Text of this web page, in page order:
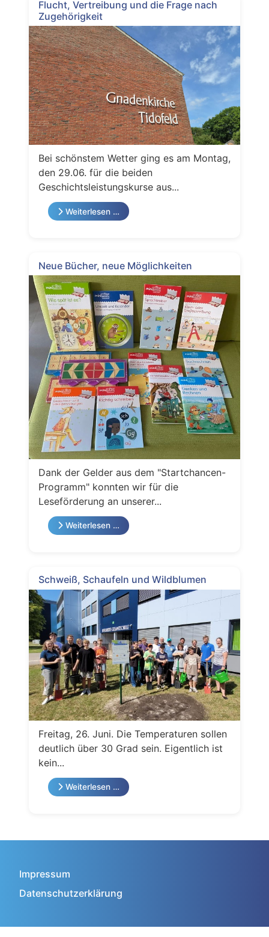
Flucht, Vertreibung und die Frage nach
Zugehörigkeit
Bei schönstem Wetter ging es am Montag,
den 29.06. für die beiden
Geschichtsleistungskurse aus...
Weiterlesen …
Neue Bücher, neue Möglichkeiten
Dank der Gelder aus dem "Startchancen-
Programm" konnten wir für die
Leseförderung an unserer...
Weiterlesen …
Schweiß, Schaufeln und Wildblumen
Freitag, 26. Juni. Die Temperaturen sollen
deutlich über 30 Grad sein. Eigentlich ist
kein...
Weiterlesen …
Impressum
Datenschutzerklärung